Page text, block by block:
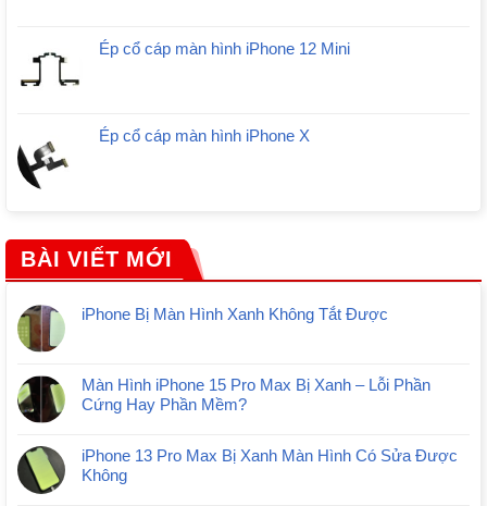
Ép cổ cáp màn hình iPhone 12 Mini
Ép cổ cáp màn hình iPhone X
BÀI VIẾT MỚI
iPhone Bị Màn Hình Xanh Không Tắt Được
Màn Hình iPhone 15 Pro Max Bị Xanh – Lỗi Phần
Cứng Hay Phần Mềm?
iPhone 13 Pro Max Bị Xanh Màn Hình Có Sửa Được
Không